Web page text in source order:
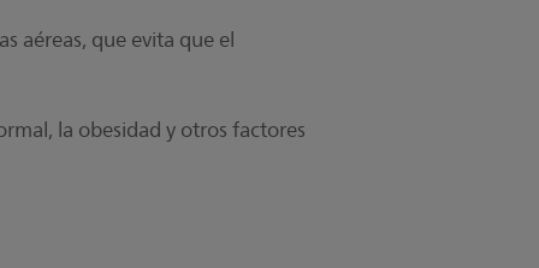
aéreas, que evita que el
la obesidad y otros factores